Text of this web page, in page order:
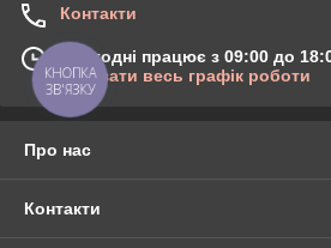
Контакти
Сьогодні працює з 09:00 до
Показати весь графік роботи
Про нас
Контакти
КНОПКА
ЗВ'ЯЗКУ